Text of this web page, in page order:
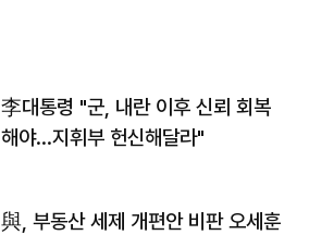
李대통령 "군, 내란 이후 신뢰 회복
해야…지휘부 헌신해달라"
與, 부동산 세제 개편안 비판 오세훈